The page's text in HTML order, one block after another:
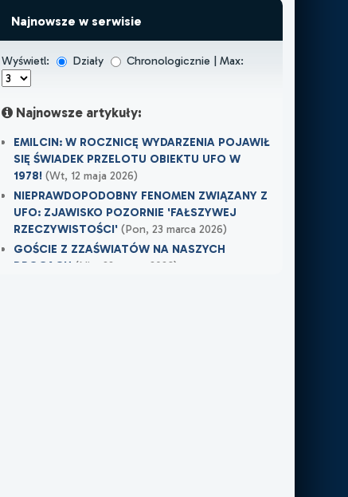
Najnowsze w serwisie
Wyświetl: Działy Chronologicznie | Max:
Najnowsze artykuły:
EMILCIN: W ROCZNICĘ WYDARZENIA POJAWIŁ
SIĘ ŚWIADEK PRZELOTU OBIEKTU UFO W
1978!(Wt, 12 maja 2026)
NIEPRAWDOPODOBNY FENOMEN ZWIĄZANY Z
UFO: ZJAWISKO POZORNIE 'FAŁSZYWEJ
RZECZYWISTOŚCI'(Pon, 23 marca 2026)
GOŚCIE Z ZZAŚWIATÓW NA NASZYCH
DROGACH (Nie, 22 marca 2026)